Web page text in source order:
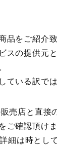
品をご紹介
スの提供元
ている訳では
売店と直接
確認頂け
細は時とし